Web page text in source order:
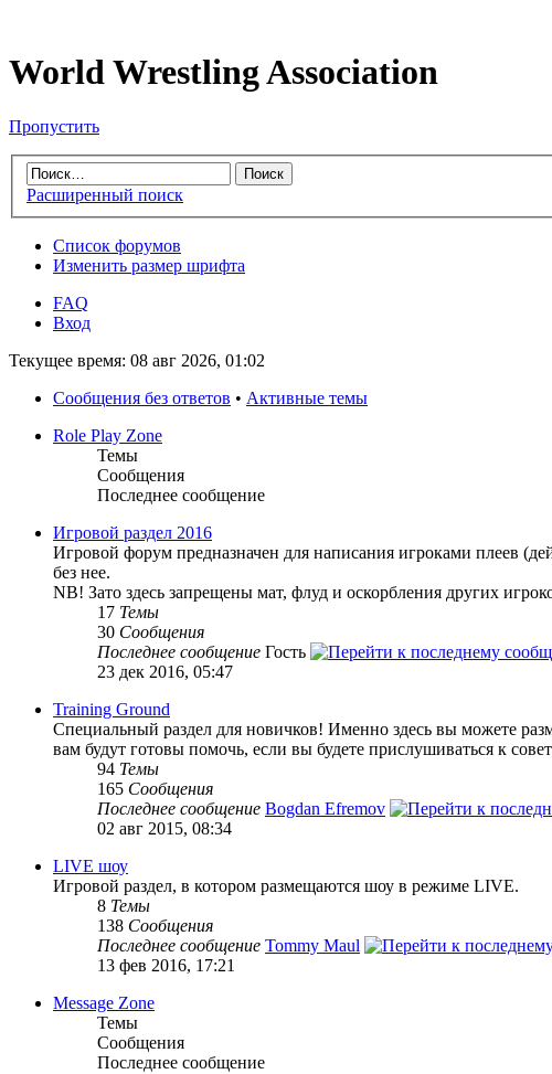
World Wrestling Association
Пропустить
Расширенный поиск
Список форумов
Изменить размер шрифта
FAQ
Вход
Текущее время: 08 авг 2026, 01:02
Сообщения без ответов • Активные темы
Role Play Zone
Темы
Сообщения
Последнее сообщение
Игровой раздел 2016
Игровой форум предназначен для написания игроками плеев
без нее.
NB! Зато здесь запрещены мат, флуд и оскорбления других
17 Темы
30 Сообщения
Последнее сообщение Гость
23 дек 2016, 05:47
Training Ground
Специальный раздел для новичков! Именно здесь вы можете
вам будут готовы помочь, если вы будете прислушиваться к
94 Темы
165 Сообщения
Последнее сообщение Bogdan Efremov
02 авг 2015, 08:34
LIVE шоу
Игровой раздел, в котором размещаются шоу в режиме LIVE.
8 Темы
138 Сообщения
Последнее сообщение Tommy Maul
13 фев 2016, 17:21
Message Zone
Темы
Сообщения
Последнее сообщение